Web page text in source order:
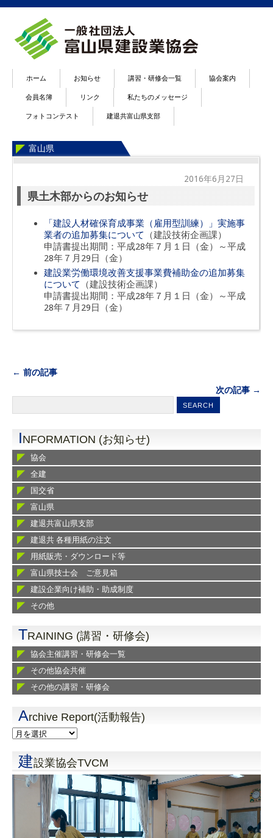
ホーム お知らせ 講習・研修会一覧 協会案内
会員名簿 リンク 私たちのメッセージ
フォトコンテスト 建退共富山県支部
富山県
2016年6月27日
県土木部からのお知らせ
「建設人材確保育成事業（雇用型訓練）」実施事
業者の追加募集について
（建設技術企画課）
申請書提出期間：平成28年７月１日（金）～平成
28年７月29日（金）
建設業労働環境改善支援事業費補助金の追加募集
について
（建設技術企画課）
申請書提出期間：平成28年７月１日（金）～平成
28年７月29日（金）
← 前の記事
次の記事 →
INFORMATION (お知らせ)
協会
全建
国交省
富山県
建退共富山県支部
建退共 各種用紙の注文
用紙販売・ダウンロード等
富山県技士会 ご意見箱
建設企業向け補助・助成制度
その他
TRAINING (講習・研修会)
協会主催講習・研修会一覧
その他協会共催
その他の講習・研修会
Archive Report(活動報告)
建設業協会TVCM